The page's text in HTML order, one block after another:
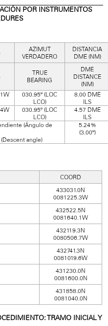
POR INSTRUMENTOS
AZIMUT
VERDADERO
DISTANCIA
DME (NM)
TRUE
BEARING
DME
DISTANCE
(NM)
030.95º (LOC
LCO)
8.00 DME
ILS
030.95º (LOC
LCO)
4.57 DME
ILS
(Ángulo de
angle)
5.24%
(3.00º)
COORD
433031.0N
0081225.3W
432522.5N
0081640.1W
432119.3N
0080506.7W
432741.3N
0081019.6W
431230.0N
0081600.0N
431858.0N
0081040.0N
TRAMO INICIAL Y